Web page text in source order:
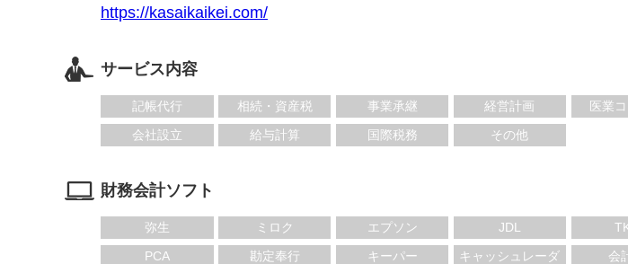
https://kasaikaikei.com/
サービス内容
記帳代行 相続・資産税 事業承継 経営計画 医業
会社設立
給与計算 国際税務 その他
財務会計ソフト
弥生 ミロク エプソン JDL
PCA
勘定奉行 キーパー
キャッシュレーダ
会